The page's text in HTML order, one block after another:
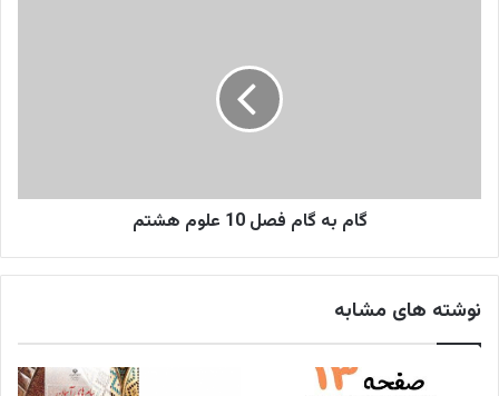
گام به گام فصل 10 علوم هشتم
نوشته های مشابه